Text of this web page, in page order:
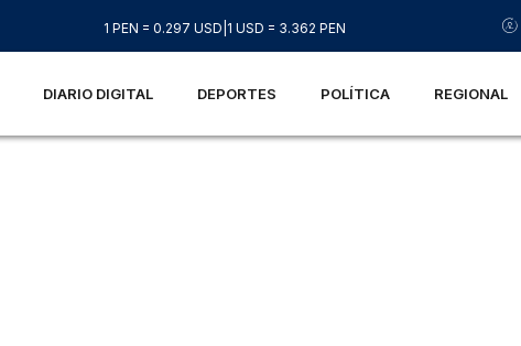
1 PEN = 0.297 USD 1 USD = 3.362 PEN
DIARIO DIGITAL DEPORTES POLÍTICA REGIONAL